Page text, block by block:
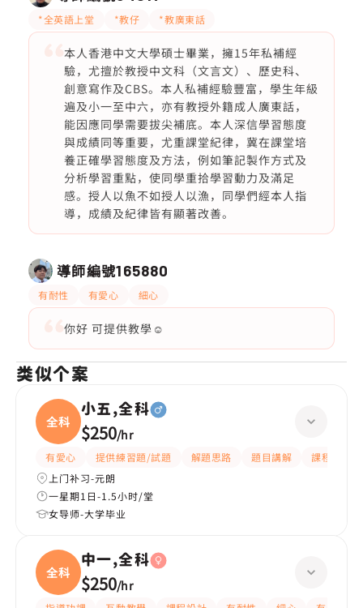
*全英語上堂 *教仔 *教廣東話
本人香港中文大學碩士畢業，擁15年私補經
驗，尤擅於教授中文科（文言文）、歷史科、
創意寫作及CBS。本人私補經驗豐富，學生年級
遍及小一至中六，亦有教授外籍成人廣東話，
能因應同學需要拔尖補底。本人深信學習態度
與成績同等重要，尤重課堂紀律，冀在課堂培
養正確學習態度及方法，例如筆記製作方式及
分析學習重點，使同學重拾學習動力及滿足
感。授人以魚不如授人以漁，同學們經本人指
導，成績及紀律皆有顯著改善。
導師編號165880
有耐性 有愛心 細心
你好 可提供教學☺️
类似个案
全科
小五,全科
$250/hr
有愛心 提供練習題/試題 解題思路 題目講解
課程設計
上门补习-元朗
一星期1日-1.5小时/堂
女导师-大学毕业
全科
中一,全科
$250/hr